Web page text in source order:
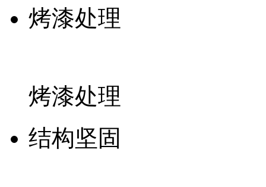
烤漆处理
烤漆处理
结构坚固